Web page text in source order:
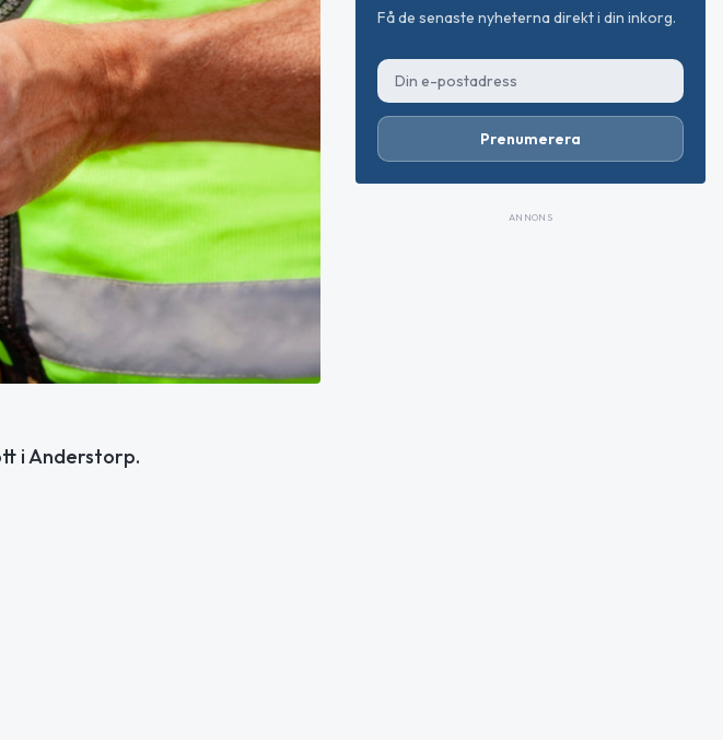
i Anderstorp.
Få de senaste nyheterna direkt i din inkorg.
Prenumerera
ANNONS